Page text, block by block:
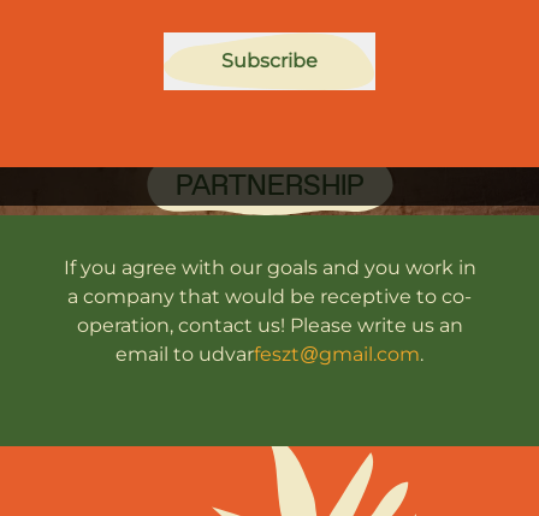
Subscribe
PARTNERSHIP
If you agree with our goals and you work in
a company that would be re­cep­tive to co­
ope­ra­ti­on, contact us! Please write us an
email to ud­var­feszt@gmail.com.